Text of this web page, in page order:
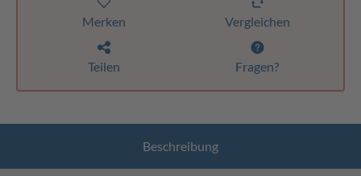
Merken Vergleichen
Teilen Fragen?
Beschreibung